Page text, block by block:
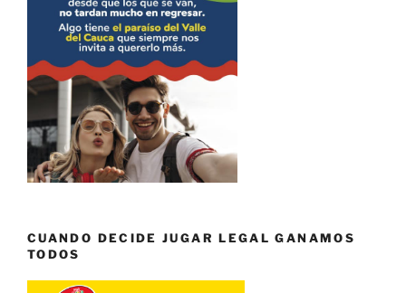
CUANDO DECIDE JUGAR LEGAL GANAMOS
TODOS